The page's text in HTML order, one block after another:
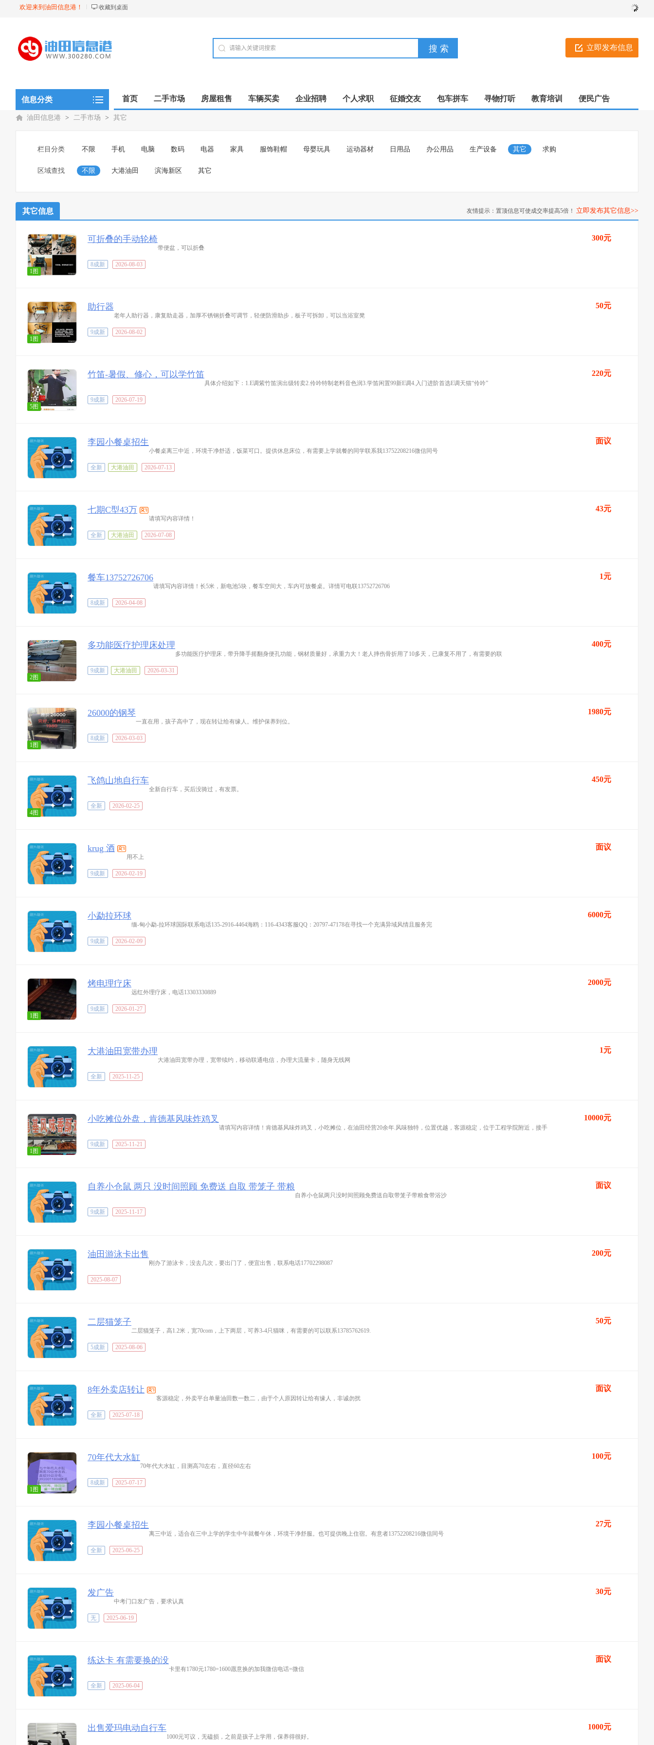
欢迎来到油田信息港！ 收藏到桌面
立即发布信息
信息分类 首页 二手市场 房屋租售 车辆买卖 企业招聘 个人求职 征婚交友 包车拼车 寻物打听 教育培训 便民广告
油田信息港 > 二手市场 > 其它
栏目分类 不限 手机 电脑 数码 电器 家具 服饰鞋帽 母婴玩具 运动器材 日用品 办公用品 生产设备 其它 求购
区域查找 不限 大港油田 滨海新区 其它
其它信息 友情提示：置顶信息可使成交率提高5倍！ 立即发布其它信息>>
1图
300元
可折叠的手动轮椅
带便盆，可以折叠
8成新 2026-08-03
1图
50元
助行器
老年人助行器，康复助走器，加厚不锈钢折叠可调节，轻便防滑助步，板子可拆卸，可以当浴室凳
9成新 2026-08-02
5图
220元
竹笛-暑假、修心，可以学竹笛
具体介绍如下：1.E调紫竹笛演出级转卖2.伶吟特制老料音色润3.学笛闲置99新E调4.入门进阶首选E调天猫“伶吟”
9成新 2026-07-19
面议
李园小餐桌招生
小餐桌离三中近，环境干净舒适，饭菜可口。提供休息床位，有需要上学就餐的同学联系我13752208216微信同号
全新 大港油田 2026-07-13
43元
七期C型43万
请填写内容详情！
全新 大港油田 2026-07-08
1元
餐车13752726706
请填写内容详情！长5米，新电池5块，餐车空间大，车内可放餐桌。详情可电联13752726706
8成新 2026-04-08
2图
400元
多功能医疗护理床处理
多功能医疗护理床，带升降手摇翻身便孔功能，钢材质量好，承重力大！老人摔伤骨折用了10多天，已康复不用了，有需要的联
9成新 大港油田 2026-03-31
1图
1980元
26000的钢琴
一直在用，孩子高中了，现在转让给有缘人。维护保养到位。
8成新 2026-03-03
4图
450元
飞鸽山地自行车
全新自行车，买后没骑过，有发票。
全新 2026-02-25
面议
krug 酒
用不上
9成新 2026-02-19
6000元
小勐拉环球
缅-甸小勐-拉环球国际联系电话135-2916-4464海鸥：116-4343客服QQ：20797-47178在寻找一个充满异域风情且服务完
9成新 2026-02-09
1图
2000元
烤电理疗床
远红外理疗床，电话13303330889
9成新 2026-01-27
1元
大港油田宽带办理
大港油田宽带办理，宽带续约，移动联通电信，办理大流量卡，随身无线网
全新 2025-11-25
1图
10000元
小吃摊位外盘，肯德基风味炸鸡叉
请填写内容详情！肯德基风味炸鸡叉，小吃摊位，在油田经营20余年.风味独特，位置优越，客源稳定，位于工程学院附近，接手
9成新 2025-11-21
面议
自养小仓鼠 两只 没时间照顾 免费送 自取 带笼子 带粮
自养小仓鼠两只没时间照顾免费送自取带笼子带粮食带浴沙
9成新 2025-11-17
200元
油田游泳卡出售
刚办了游泳卡，没去几次，要出门了，便宜出售，联系电话17702298087
2025-08-07
50元
二层猫笼子
二层猫笼子，高1.2米，宽70com，上下两层，可养3-4只猫咪，有需要的可以联系13785762619.
5成新 2025-08-06
面议
8年外卖店转让
客源稳定，外卖平台单量油田数一数二，由于个人原因转让给有缘人，非诚勿扰
全新 2025-07-18
1图
100元
70年代大水缸
70年代大水缸，目测高70左右，直径60左右
8成新 2025-07-17
27元
李园小餐桌招生
离三中近，适合在三中上学的学生中午就餐午休，环境干净舒服。也可提供晚上住宿。有意者13752208216微信同号
全新 2025-06-25
30元
发广告
中考门口发广告，要求认真
无 2025-06-19
面议
练达卡 有需要换的没
卡里有1780元1780=1600愿意换的加我微信电话=微信
全新 2025-06-04
1000元
出售爱玛电动自行车
1000元可议，无磕损，之前是孩子上学用，保养得很好。